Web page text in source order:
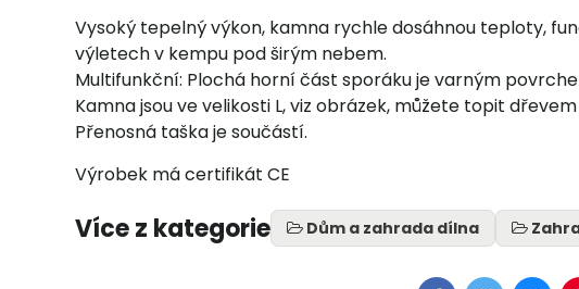
Vysoký tepelný výkon, kamna rychle dosáhnou teploty,
výletech v kempu pod širým nebem.
Multifunkční: Plochá horní část sporáku je varným
Kamna jsou ve velikosti L, viz obrázek, můžete topit
Přenosná taška je součástí.
Výrobek má certifikát CE
Více z kategorie Dům a zahrada dílna